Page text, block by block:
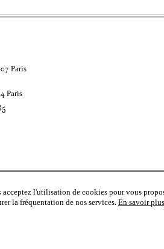
Paris
Paris
l'utilisation de cookies pour vous
la fréquentation de nos services. En savoir plus